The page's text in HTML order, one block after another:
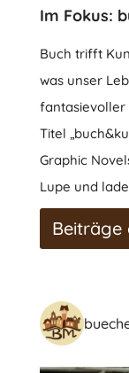
Im Fokus:
Buch trifft
was unser
fantasievoller
Titel
Graphic
Lupe und
Beiträge